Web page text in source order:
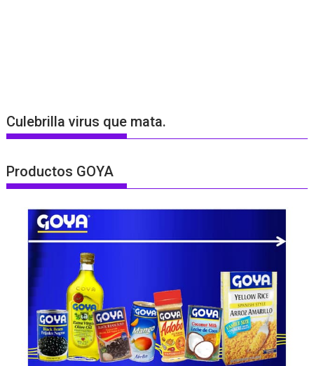
Culebrilla virus que mata.
Productos GOYA